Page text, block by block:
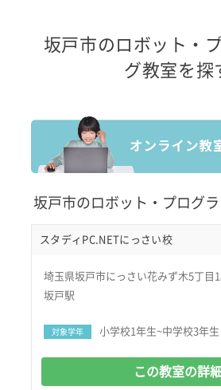
坂戸市のロボット・
グ教室を探
坂戸市のロボット・プログ
スタディPC.NETにっさい校
埼玉県坂戸市にっさい花みず木5丁目
坂戸駅
対象学年 小学校1年生~中学校3年生
この教室の詳細